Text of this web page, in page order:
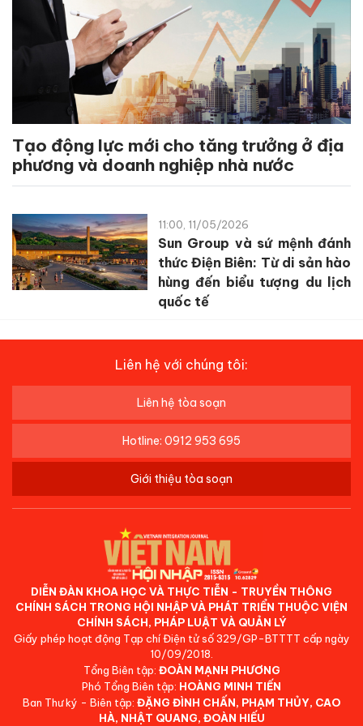
Tạo động lực mới cho tăng trưởng ở địa
phương và doanh nghiệp nhà nước
11:00, 11/05/2026
Sun Group và sứ mệnh đánh
thức Điện Biên: Từ di sản hào
hùng đến biểu tượng du lịch
quốc tế
Liên hệ với chúng tôi:
Liên hệ tòa soạn
Hotline: 0912 953 695
Giới thiệu tòa soạn
DIỄN ĐÀN KHOA HỌC VÀ THỰC TIỄN - TRUYỀN THÔNG
CHÍNH SÁCH TRONG HỘI NHẬP VÀ PHÁT TRIỂN THUỘC VIỆN
CHÍNH SÁCH, PHÁP LUẬT VÀ QUẢN LÝ
Giấy phép hoạt động Tạp chí Điện tử số 329/GP-BTTTT cấp ngày
10/09/2018.
Tổng Biên tập: ĐOÀN MẠNH PHƯƠNG
Phó Tổng Biên tập: HOÀNG MINH TIẾN
Ban Thư ký - Biên tập: ĐẶNG ĐÌNH CHẤN, PHẠM THỦY, CAO
HÀ, NHẬT QUANG, ĐOÀN HIẾU